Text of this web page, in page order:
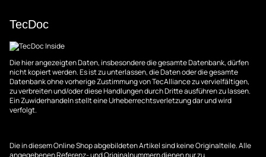
TecDoc
Die hier angezeigten Daten, insbesondere die gesamte Datenbank, dürfen
nicht kopiert werden. Es ist zu unterlassen, die Daten oder die gesamte
Datenbank ohne vorherige Zustimmung von TecAlliance zu vervielfältigen,
zu verbreiten und/oder diese Handlungen durch Dritte ausführen zu lassen.
Ein Zuwiderhandeln stellt eine Urheberrechtsverletzung dar und wird
verfolgt.
Die in diesem Online Shop abgebildeten Artikel sind keine Originalteile. Alle
angegebenen Referenz- und Originalnummern dienen nur zu